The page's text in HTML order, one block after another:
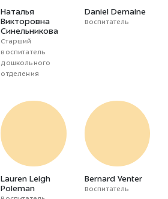
Наталья
Викторовна
Синельникова
Старший
воспитатель
дошкольного
отделения
Daniel Demaine
Воспитатель
Lauren Leigh
Poleman
Bernard Venter
Воспитатель